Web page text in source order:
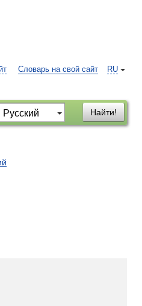
RU
Словарь на свой сайт
Найти!